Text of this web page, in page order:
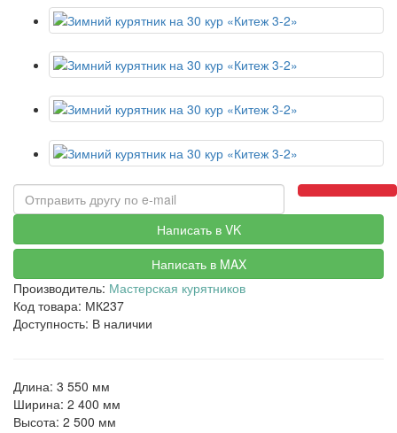
Написать в VK
Написать в MAX
Производитель: Мастерская курятников
Код товара: МК237
Доступность: В наличии
Длина: 3 550 мм
Ширина: 2 400 мм
Высота: 2 500 мм